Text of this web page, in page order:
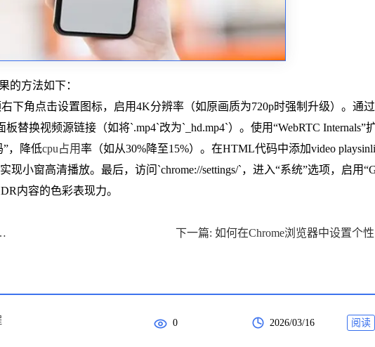
的方法如下：
右下角点击设置图标，启用4K分辨率（如原画质为720p时强制升级）。通过
板替换视频源链接（如将`.mp4`改为`_hd.mp4`）。使用“WebRTC Internals”
”，降低cpu占用率（如从30%降至15%）。在HTML代码中添加video
现小窗高清播放。最后，访问`chrome://settings/`，进入“系统”选项，启用
内容的色彩表现力。
的未来发展趋势预判
0 2026/03/16 阅读